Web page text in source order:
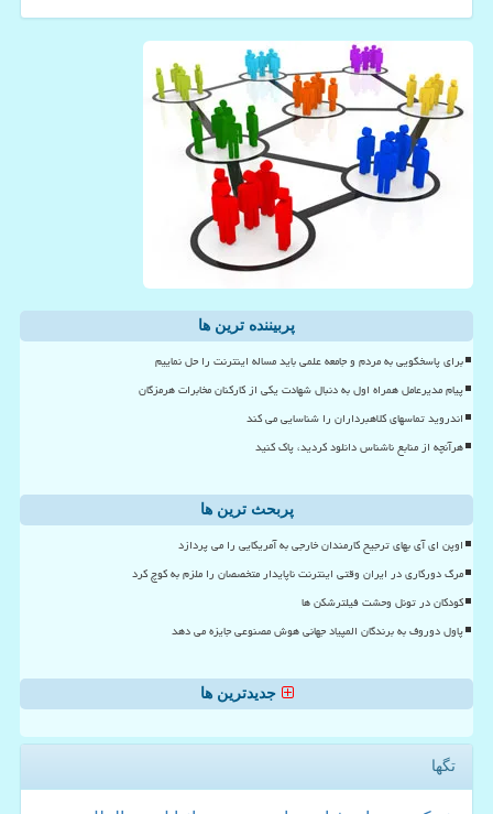
پربیننده ترین ها
برای پاسخگویی به مردم و جامعه علمی باید مساله اینترنت را حل نماییم
پیام مدیرعامل همراه اول به دنبال شهادت یکی از کارکنان مخابرات هرمزگان
اندروید تماسهای کلاهبرداران را شناسایی می کند
هرآنچه از منابع ناشناس دانلود کردید، پاک کنید
پربحث ترین ها
اوپن ای آی بهای ترجیح کارمندان خارجی به آمریکایی را می پردازد
مرگ دورکاری در ایران وقتی اینترنت ناپایدار متخصصان را ملزم به کوچ کرد
کودکان در تونل وحشت فیلترشکن ها
پاول دوروف به برندگان المپیاد جهانی هوش مصنوعی جایزه می دهد
جدیدترین ها
تگها